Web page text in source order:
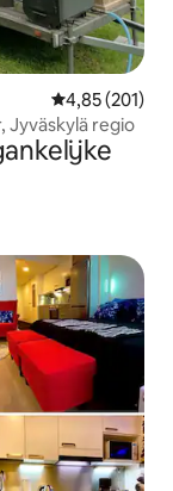
Gemiddelde
4,85 (201)
Jyväskylä regio